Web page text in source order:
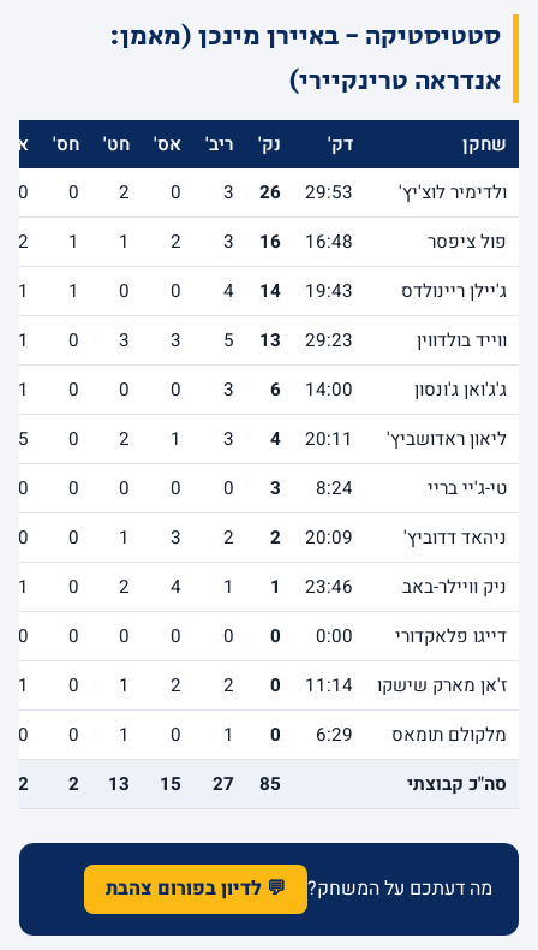
סטטיסטיקה - באיירן מינכן (מאמן:
אנדראה טרינקיירי)
שחקן דק' נק' ריב' אס' חט' חס'
אב'
ולדימיר לוצ'יץ'
29:53
26
3
0
2
0
0
פול ציפסר
16:48
16
3
2
1
1
2
ג'יילן ריינולדס
19:43
14
4
0
0
1
1
ווייד בולדווין
29:23
13
5
3
3
0
1
ג'ג'ואן ג'ונסון
14:00
6
3
0
0
0
1
ליאון ראדושביץ'
20:11
4
3
1
2
0
5
טי-ג'יי בריי
8:24
3
0
0
0
0
0
ניהאד דדוביץ'
20:09
2
2
3
1
0
0
ניק וויילר-באב
23:46
1
1
4
2
0
1
דייגו פלאקדורי
0:00
0
0
0
0
0
0
ז'אן מארק שישקו
11:14
0
2
2
1
0
1
מלקולם תומאס
6:29
0
1
0
1
0
0
סה"כ קבוצתי
85
27
15
13
2
12
מה דעתכם על המשחק? 💬 לדיון בפורום צהבת